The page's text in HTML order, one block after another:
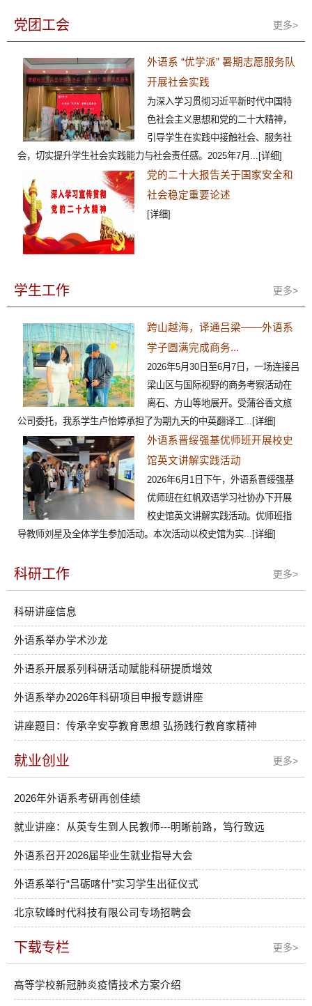
更多>
党团工会
外语系 “优学派” 暑期志愿服务队
开展社会实践
为深入学习贯彻习近平新时代中国特
色社会主义思想和党的二十大精神，
引导学生在实践中接触社会、服务社
会，切实提升学生社会实践能力与社会责任感。2025年7月...
[详细]
党的二十大报告关于国家安全和
社会稳定重要论述
[详细]
更多>
学生工作
跨山越海，译通吕梁——外语系
学子圆满完成商务...
2026年5月30日至6月7日，一场连接吕
梁山区与国际视野的商务考察活动在
离石、方山等地展开。受蒲谷香文旅
公司委托，我系学生卢怡婷承担了为期九天的中英翻译工...
[详细]
外语系晋绥强基优师班开展校史
馆英文讲解实践活动
2026年6月1日下午，外语系晋绥强基
优师班在红帆双语学习社协办下开展
校史馆英文讲解实践活动。优师班指
导教师刘星及全体学生参加活动。本次活动以校史馆为实...
[详细]
更多>
科研工作
科研讲座信息
外语系举办学术沙龙
外语系开展系列科研活动赋能科研提质增效
外语系举办2026年科研项目申报专题讲座​
讲座题目：传承辛安亭教育思想 弘扬践行教育家精神
更多>
就业创业
2026年外语系考研再创佳绩
就业讲座：从英专生到人民教师---明晰前路，笃行致远
外语系召开2026届毕业生就业指导大会
外语系举行“吕砺喀什”实习学生出征仪式
北京软峰时代科技有限公司专场招聘会
更多>
下载专栏
高等学校新冠肺炎疫情技术方案介绍